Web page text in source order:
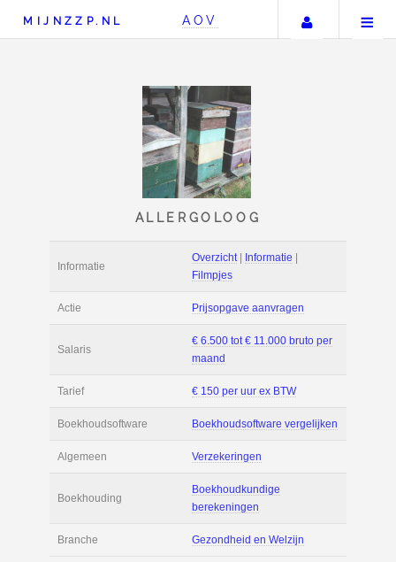
MIJNZZP.NL AOV Uw
ALLERGOLOOG
Actie Prijsopgave
€ 6.500 tot €
maand
Tarief € 150 per uur ex